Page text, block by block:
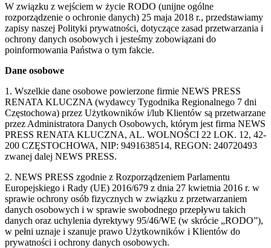
W związku z wejściem w życie RODO (unijne ogólne
rozporządzenie o ochronie danych) 25 maja 2018 r., przedstawiamy
zapisy naszej Polityki prywatności, dotyczące zasad przetwarzania i
ochrony danych osobowych i jesteśmy zobowiązani do
poinformowania Państwa o tym fakcie.
Dane osobowe
1. Wszelkie dane osobowe powierzone firmie NEWS PRESS
RENATA KLUCZNA (wydawcy Tygodnika Regionalnego 7 dni
Częstochowa) przez Użytkowników i/lub Klientów są przetwarzane
przez Administratora Danych Osobowych, którym jest firma NEWS
PRESS RENATA KLUCZNA, AL. WOLNOŚCI 22 LOK. 12, 42-
200 CZĘSTOCHOWA, NIP: 9491638514, REGON: 240720493
zwanej dalej NEWS PRESS.
2. NEWS PRESS zgodnie z Rozporządzeniem Parlamentu
Europejskiego i Rady (UE) 2016/679 z dnia 27 kwietnia 2016 r. w
sprawie ochrony osób fizycznych w związku z przetwarzaniem
danych osobowych i w sprawie swobodnego przepływu takich
danych oraz uchylenia dyrektywy 95/46/WE (w skrócie „RODO”),
w pełni uznaje i szanuje prawo Użytkowników i Klientów do
prywatności i ochrony danych osobowych.